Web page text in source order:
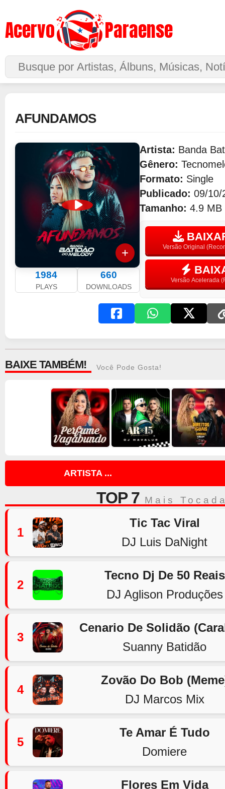
Acervo Paraense
Buscar no Site
AFUNDAMOS
1984
PLAYS
660
DOWNLOADS
Artista: Banda
Gênero:
Formato: Single
Publicado: 09/10/
Tamanho: 4.9 MB
Versão Original
Versão Acelerada
BAIXE TAMBÉM! Você Pode Gosta!
ARTISTA ...
TOP 7 Mais
1
Tic Tac Viral
DJ Luis DaNight
2
Tecno Dj De 50 Reais
DJ Aglison Produções
3
Cenario De Solidão
Suanny Batidão
4
Zovão Do Bob
DJ Marcos Mix
5
Te Amar É Tudo
Domiere
Flores Em Vida